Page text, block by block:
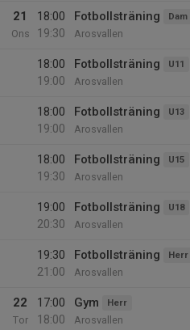
21
Ons
18:00
19:30
Fotbollsträning Dam
Arosvallen
18:00
19:00
Fotbollsträning U11
Arosvallen
18:00
19:00
Fotbollsträning U13
Arosvallen
18:00
19:30
Fotbollsträning U15
Arosvallen
19:00
20:30
Fotbollsträning U18
Arosvallen
19:30
21:00
Fotbollsträning Herr
Arosvallen
22
Tor
17:00
18:00
Gym Herr
Arosvallen